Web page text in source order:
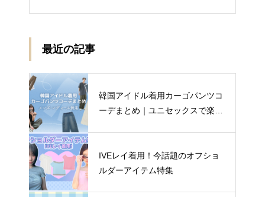
最近の記事
韓国アイドル着用カーゴパンツコ
ーデまとめ｜ユニセックスで楽し
IVEレイ着用！今話題のオフショ
ルダーアイテム特集